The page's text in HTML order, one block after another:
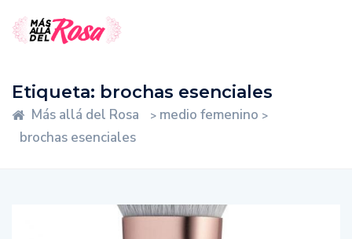
Etiqueta: brochas esenciales
Más allá del Rosa > medio femenino >
brochas esenciales